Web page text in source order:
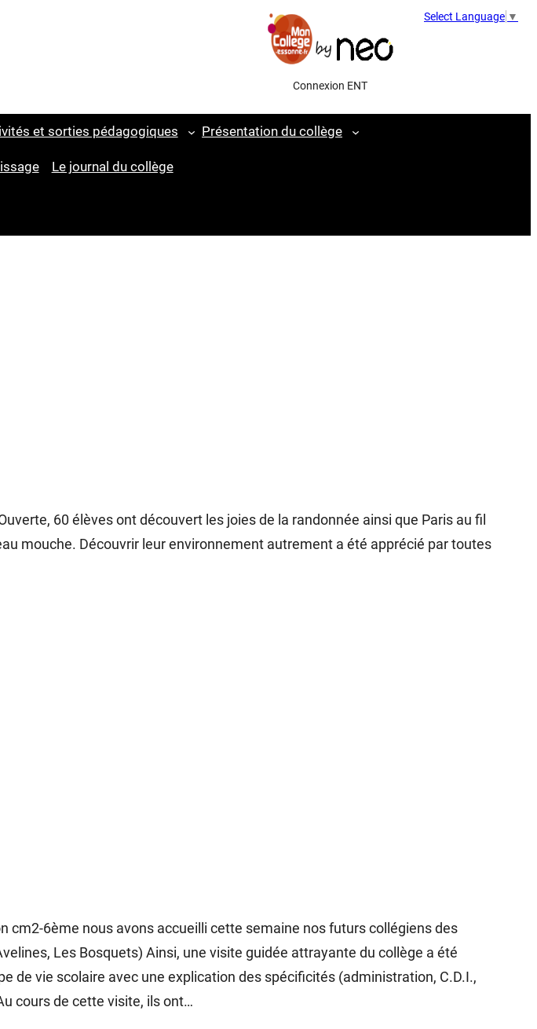
Connexion ENT
Select Language ▼
et sorties pédagogiques Présentation du collège
Le journal du collège
60 élèves ont découvert les joies de la randonnée ainsi que Paris au fil
mouche. Découvrir leur environnement autrement a été apprécié par toutes
cm2-6ème nous avons accueilli cette semaine nos futurs collégiens des
Les Bosquets) Ainsi, une visite guidée attrayante du collège a été
de vie scolaire avec une explication des spécificités (administration, C.D.I.,
cours de cette visite, ils ont…